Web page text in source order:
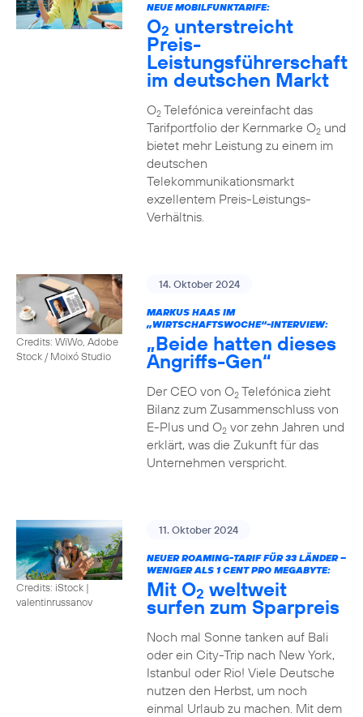
NEUE MOBILFUNKTARIFE:
O2 unterstreicht
Preis-
Leistungsführerschaft
im deutschen Markt
O2Telefónica vereinfacht das
Tarifportfolio der Kernmarke O2und
bietet mehr Leistung zu einem im
deutschen
Telekommunikationsmarkt
exzellentem Preis-Leistungs-
Verhältnis.
Credits: WiWo, Adobe
Stock / Moixó Studio
14. Oktober 2024
MARKUS HAAS IM
„WIRTSCHAFTSWOCHE“-INTERVIEW:
„Beide hatten dieses
Angriffs-Gen“
Der CEO von O2Telefónica zieht
Bilanz zum Zusammenschluss von
E-Plus und O2vor zehn Jahren und
erklärt, was die Zukunft für das
Unternehmen verspricht.
Credits: iStock |
valentinrussanov
11. Oktober 2024
NEUER ROAMING-TARIF FÜR 33 LÄNDER –
WENIGER ALS 1 CENT PRO MEGABYTE:
Mit O2 weltweit
surfen zum Sparpreis
Noch mal Sonne tanken auf Bali
oder ein City-Trip nach New York,
Istanbul oder Rio! Viele Deutsche
nutzen den Herbst, um noch
einmal Urlaub zu machen. Mit dem